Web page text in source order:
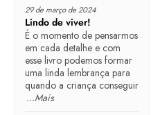
Rated out of 5
29 de março de 2024
Lindo de viver!
É o momento de pensarmos
em cada detalhe e com
esse livro podemos formar
uma linda lembrança para
quando a criança conseguir
...Mais